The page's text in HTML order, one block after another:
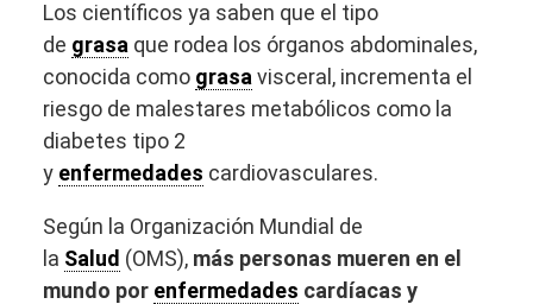
Los científicos ya saben que el tipo
de grasa que rodea los órganos abdominales,
conocida como grasa visceral, incrementa el
riesgo de malestares metabólicos como la
diabetes tipo 2
y enfermedades cardiovasculares.
Según la Organización Mundial de
la Salud (OMS), más personas mueren en el
mundo por enfermedades cardíacas y